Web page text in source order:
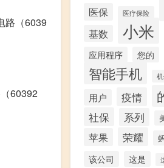
路（6039
60392
医保 医疗保险
基数 小米
应用程序 您的
智能手机
用户
疫情
社保 系列
苹果 荣耀
该公司 这是